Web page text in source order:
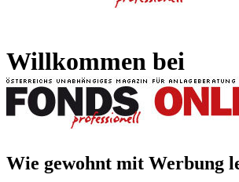
Willkommen bei
Wie gewohnt mit Werbung